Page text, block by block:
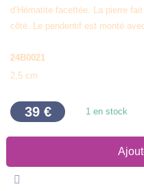
d’Hématite facettée. La pierre
côté. Le pendentif est monté
24B0021
2,5 cm
39 € 1 en stock